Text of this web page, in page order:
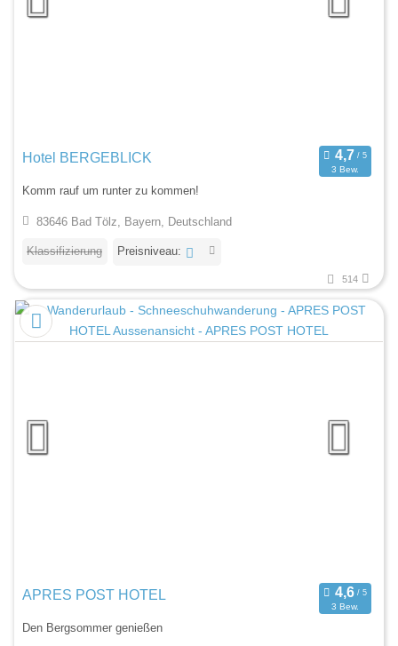
Hotel BERGEBLICK
3 Bew.
Komm rauf um runter zu kommen!
83646 Bad Tölz, Bayern, Deutschland
Klassifizierung Preisniveau:
514
APRES POST HOTEL
3 Bew.
Den Bergsommer genießen